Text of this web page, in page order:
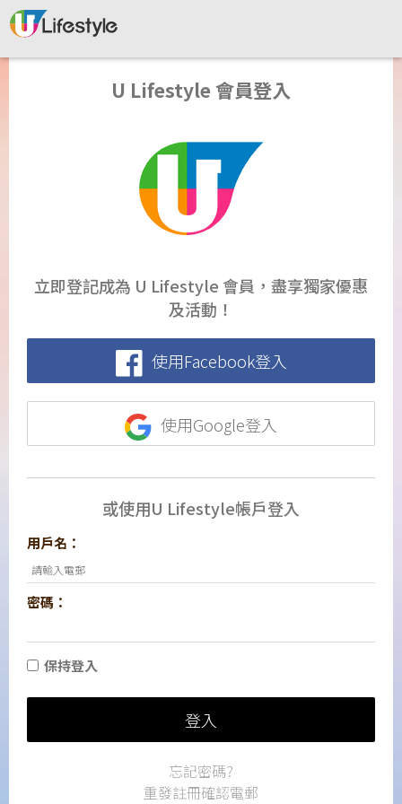
U Lifestyle 會員登入
立即登記成為 U Lifestyle 會員，盡享獨家優惠
及活動！
使用Facebook登入
使用Google登入
或使用U Lifestyle帳戶登入
用戶名：
密碼：
保持登入
登入
忘記密碼?
重發註冊確認電郵